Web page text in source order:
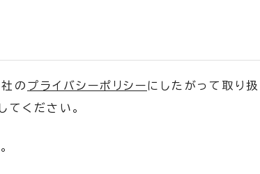
の プライバシーポリシーにしたがって取り扱
てください。